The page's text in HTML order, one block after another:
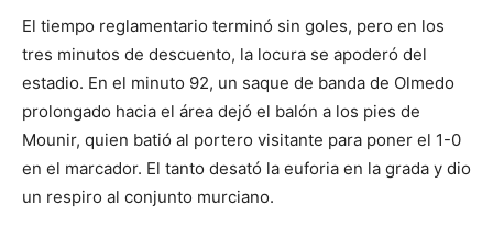
El tiempo reglamentario terminó sin goles, pero en los
tres minutos de descuento, la locura se apoderó del
estadio. En el minuto 92, un saque de banda de Olmedo
prolongado hacia el área dejó el balón a los pies de
Mounir, quien batió al portero visitante para poner el 1-0
en el marcador. El tanto desató la euforia en la grada y dio
un respiro al conjunto murciano.